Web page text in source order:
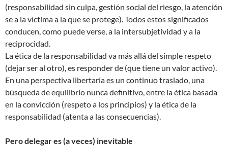
(responsabilidad sin culpa, gestión social del riesgo, la atención
se a la víctima a la que se protege). Todos estos significados
conducen, como puede verse, a la intersubjetividad y a la
reciprocidad.
La ética de la responsabilidad va más allá del simple respeto
(dejar ser al otro), es responder de (que tiene un valor activo).
En una perspectiva libertaria es un continuo traslado, una
búsqueda de equilibrio nunca definitivo, entre la ética basada
en la convicción (respeto a los principios) y la ética de la
responsabilidad (atenta a las consecuencias).
Pero delegar es (a veces) inevitable